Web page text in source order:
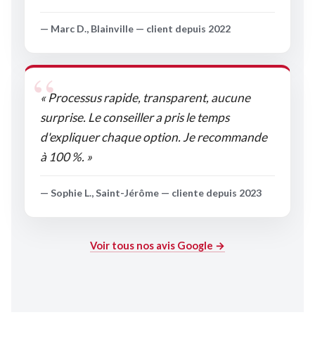
— Marc D., Blainville — client depuis 2022
« Processus rapide, transparent, aucune
surprise. Le conseiller a pris le temps
d'expliquer chaque option. Je recommande
à 100 %. »
— Sophie L., Saint-Jérôme — cliente depuis 2023
Voir tous nos avis Google →